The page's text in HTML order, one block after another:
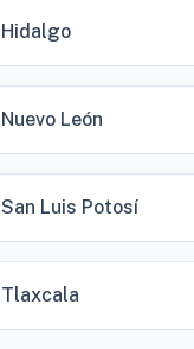
Hidalgo
Nuevo León
San Luis Potosí
Tlaxcala